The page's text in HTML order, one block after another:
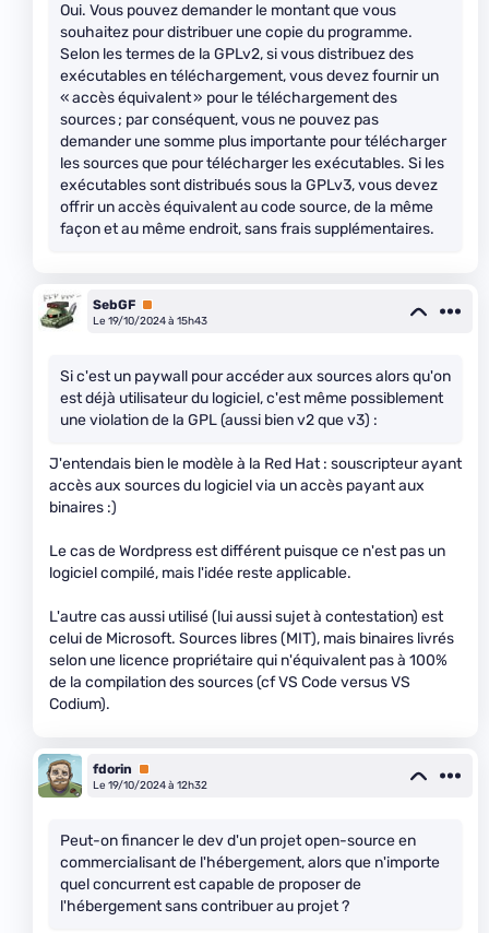
Oui. Vous pouvez demander le montant que vous
souhaitez pour distribuer une copie du programme.
Selon les termes de la GPLv2, si vous distribuez des
exécutables en téléchargement, vous devez fournir un
« accès équivalent » pour le téléchargement des
sources ; par conséquent, vous ne pouvez pas
demander une somme plus importante pour télécharger
les sources que pour télécharger les exécutables. Si les
exécutables sont distribués sous la GPLv3, vous devez
offrir un accès équivalent au code source, de la même
façon et au même endroit, sans frais supplémentaires.
SebGF Premium
Le 19/10/2024 à 15h43
Si c'est un paywall pour accéder aux sources alors qu'on
est déjà utilisateur du logiciel, c'est même possiblement
une violation de la GPL (aussi bien v2 que v3) :
J'entendais bien le modèle à la Red Hat : souscripteur ayant
accès aux sources du logiciel via un accès payant aux
binaires :)
Le cas de Wordpress est différent puisque ce n'est pas un
logiciel compilé, mais l'idée reste applicable.
L'autre cas aussi utilisé (lui aussi sujet à contestation) est
celui de Microsoft. Sources libres (MIT), mais binaires livrés
selon une licence propriétaire qui n'équivalent pas à 100%
de la compilation des sources (cf VS Code versus VS
Codium).
fdorin
Premium
Le 19/10/2024 à 12h32
Peut-on financer le dev d'un projet open-source en
commercialisant de l'hébergement, alors que n'importe
quel concurrent est capable de proposer de
l'hébergement sans contribuer au projet ?